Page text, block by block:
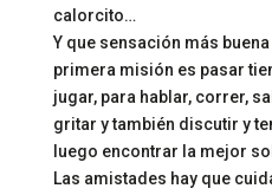
calorcito…
Y que sensación más
primera misión es pasar
jugar, para hablar, correr,
gritar y también discutir y
luego encontrar la mejor
Las amistades hay que